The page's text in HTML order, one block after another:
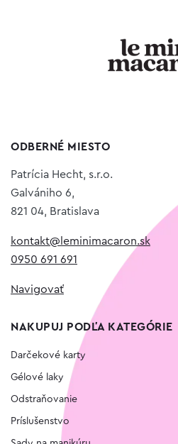
ODBERNÉ MIESTO
Patrícia Hecht, s.r.o.
Galvániho 6,
821 04, Bratislava
kontakt@leminimacaron.sk
0950 691 691
Navigovať
NAKUPUJ PODĽA KATEGÓRIE
Darčekové karty
Gélové laky
Odstraňovanie
Príslušenstvo